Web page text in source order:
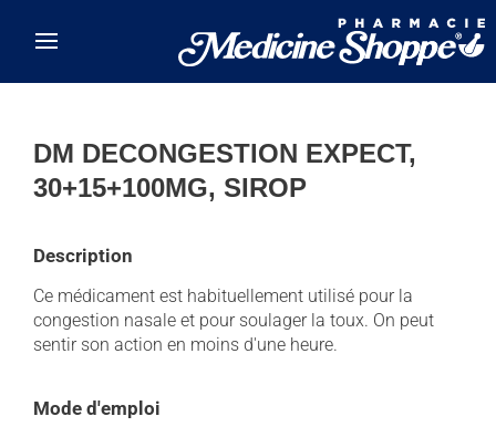
DM DECONGESTION EXPECT,
30+15+100MG, SIROP
Description
Ce médicament est habituellement utilisé pour la
congestion nasale et pour soulager la toux. On peut
sentir son action en moins d'une heure.
Mode d'emploi